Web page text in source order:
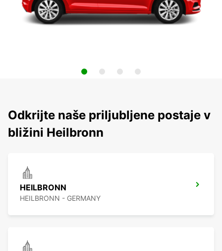
Odkrijte naše priljubljene postaje v
bližini Heilbronn
HEILBRONN
HEILBRONN - GERMANY